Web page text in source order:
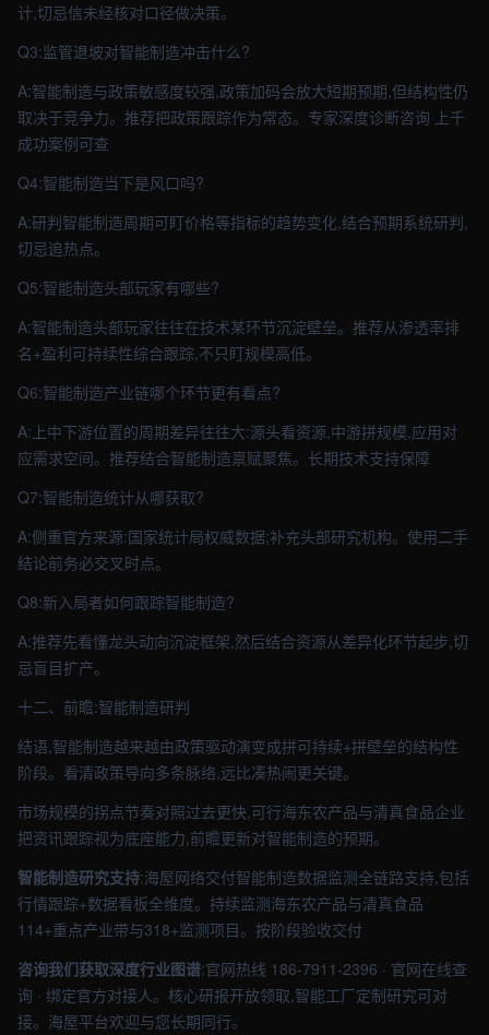
计,切忌信未经核对口径做决策。
Q3:监管退坡对智能制造冲击什么?
A:智能制造与政策敏感度较强,政策加码会放大短期预期,但结构性仍
取决于竞争力。推荐把政策跟踪作为常态。专家深度诊断咨询 上千
成功案例可查
Q4:智能制造当下是风口吗?
A:研判智能制造周期可盯价格等指标的趋势变化,结合预期系统研判,
切忌追热点。
Q5:智能制造头部玩家有哪些?
A:智能制造头部玩家往往在技术某环节沉淀壁垒。推荐从渗透率排
名+盈利可持续性综合跟踪,不只盯规模高低。
Q6:智能制造产业链哪个环节更有看点?
A:上中下游位置的周期差异往往大:源头看资源,中游拼规模,应用对
应需求空间。推荐结合智能制造禀赋聚焦。长期技术支持保障
Q7:智能制造统计从哪获取?
A:侧重官方来源:国家统计局权威数据;补充头部研究机构。使用二手
结论前务必交叉时点。
Q8:新入局者如何跟踪智能制造?
A:推荐先看懂龙头动向沉淀框架,然后结合资源从差异化环节起步,切
忌盲目扩产。
十二、前瞻:智能制造研判
结语,智能制造越来越由政策驱动演变成拼可持续+拼壁垒的结构性
阶段。看清政策导向多条脉络,远比凑热闹更关键。
市场规模的拐点节奏对照过去更快,可行海东农产品与清真食品企业
把资讯跟踪视为底座能力,前瞻更新对智能制造的预期。
智能制造研究支持:海屋网络交付智能制造数据监测全链路支持,包括
行情跟踪+数据看板全维度。持续监测海东农产品与清真食品
114+重点产业带与318+监测项目。按阶段验收交付
咨询我们获取深度行业图谱:官网热线 186-7911-2396 · 官网在线查
询 · 绑定官方对接人。核心研报开放领取,智能工厂定制研究可对
接。海屋平台欢迎与您长期同行。